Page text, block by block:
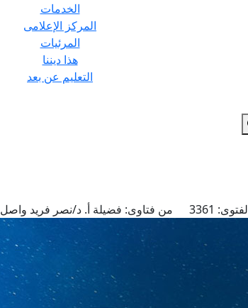
الخدمات
المركز الإعلامى
المرئيات
هذا ديننا
التعليم عن بعد
من فتاوى: فضيلة أ. د/نصر فريد واصل